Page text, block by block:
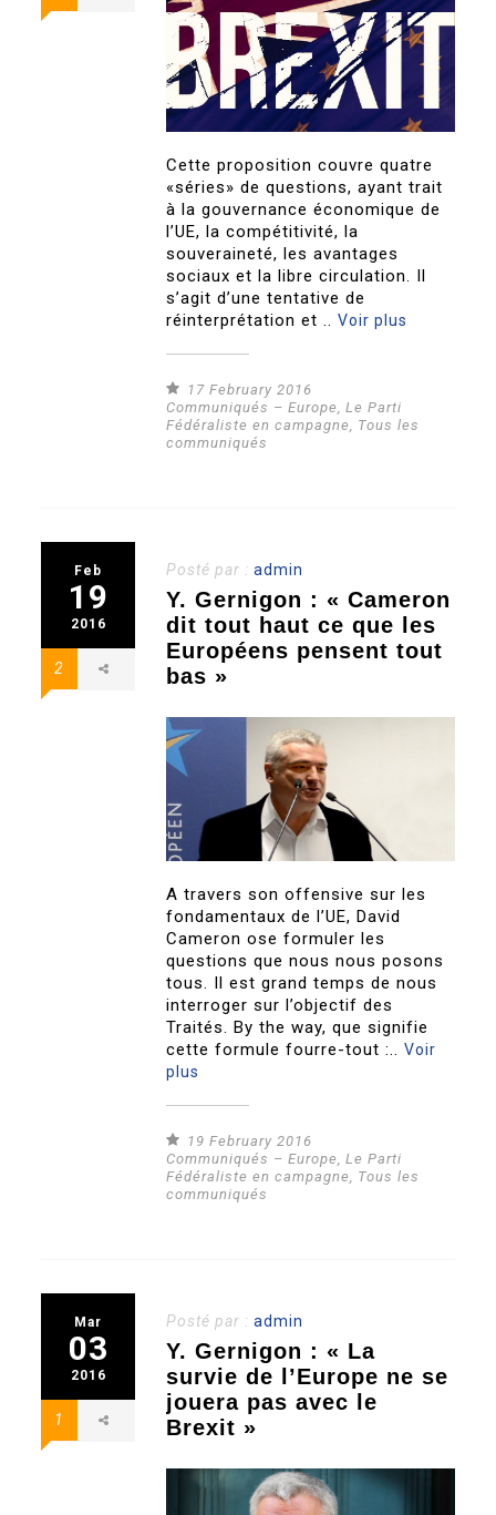
Cette proposition couvre quatre
«séries» de questions, ayant trait
à la gouvernance économique de
l’UE, la compétitivité, la
souveraineté, les avantages
sociaux et la libre circulation. Il
s’agit d’une tentative de
réinterprétation et ..Voir plus
17 February 2016
Communiqués – Europe,Le Parti
Fédéraliste en campagne, Tous les
communiqués
Feb
19
2016
2
Posté par :admin
Y. Gernigon : « Cameron
dit tout haut ce que les
Européens pensent tout
bas »
A travers son offensive sur les
fondamentaux de l’UE, David
Cameron ose formuler les
questions que nous nous posons
tous. Il est grand temps de nous
interroger sur l’objectif des
Traités. By the way, que signifie
cette formule fourre-tout :..Voir
plus
19 February 2016
Communiqués – Europe,Le Parti
Fédéraliste en campagne, Tous les
communiqués
Mar
03
2016
1
Posté par :admin
Y. Gernigon : « La
survie de l’Europe ne se
jouera pas avec le
Brexit »